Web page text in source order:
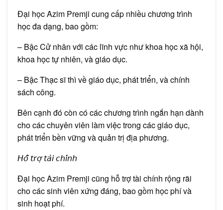
Đại học Azim Premji cung cấp nhiều chương trình
học đa dạng, bao gồm:
– Bậc Cử nhân với các lĩnh vực như khoa học xã hội,
khoa học tự nhiên, và giáo dục.
– Bậc Thạc sĩ thì về giáo dục, phát triển, và chính
sách công.
Bên cạnh đó còn có các chương trình ngắn hạn dành
cho các chuyên viên làm việc trong các giáo dục,
phát triển bền vững và quản trị địa phương.
𝘏𝘰̂̃ 𝘵𝘳𝘰̛̣ 𝘵𝘢̀𝘪 𝘤𝘩𝘪́𝘯𝘩
Đại học Azim Premji cũng hỗ trợ tài chính rộng rãi
cho các sinh viên xứng đáng, bao gồm học phí và
sinh hoạt phí.